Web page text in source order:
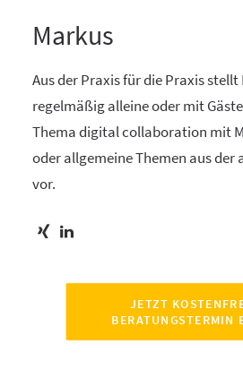
Markus
Aus der Praxis für die Praxis stellt
regelmäßig alleine oder mit
Thema digital collaboration mit
oder allgemeine Themen aus der
vor.
JETZT
BERATUNGSTERMIN